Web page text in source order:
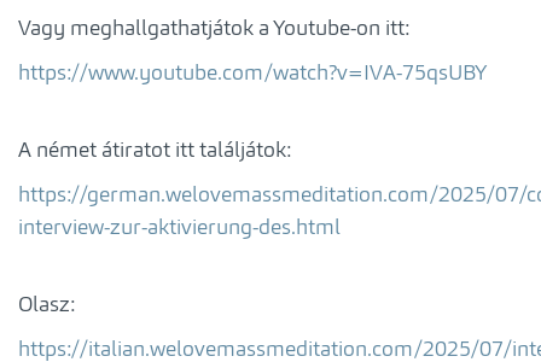
Vagy meghallgathatjátok a Youtube-on itt:
https://www.youtube.com/watch?v=IVA-75qsUBY
A német átiratot itt találjátok:
https://german.welovemassmeditation.com/2025/07/
interview-zur-aktivierung-des.html
Olasz:
https://italian.welovemassmeditation.com/2025/07/